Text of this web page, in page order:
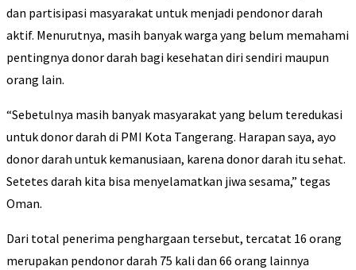
dan partisipasi masyarakat untuk menjadi pendonor darah
aktif. Menurutnya, masih banyak warga yang belum memahami
pentingnya donor darah bagi kesehatan diri sendiri maupun
orang lain.
“Sebetulnya masih banyak masyarakat yang belum teredukasi
untuk donor darah di PMI Kota Tangerang. Harapan saya, ayo
donor darah untuk kemanusiaan, karena donor darah itu sehat.
Setetes darah kita bisa menyelamatkan jiwa sesama,” tegas
Oman.
Dari total penerima penghargaan tersebut, tercatat 16 orang
merupakan pendonor darah 75 kali dan 66 orang lainnya